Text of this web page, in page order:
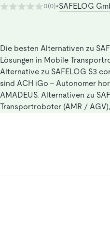
0(0)•SAFELOG
Die besten Alternativen zu
Lösungen in Mobile
Alternative zu SAFELOG S3
sind ACH iGo - Autonomer
AMADEUS. Alternativen zu
Transportroboter (AMR /